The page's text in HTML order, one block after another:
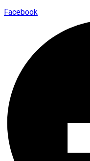
Facebook